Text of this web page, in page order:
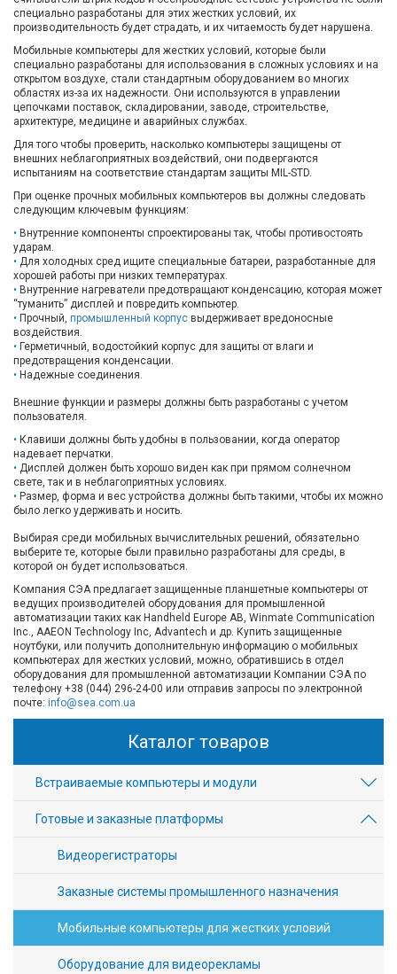
специально разработаны для этих жестких условий, их
производительность будет страдать, и их читаемость будет нарушена.
Мобильные компьютеры для жестких условий, которые были
специально разработаны для использования в сложных условиях и на
открытом воздухе, стали стандартным оборудованием во многих
областях из-за их надежности. Они используются в управлении
цепочками поставок, складировании, заводе, строительстве,
архитектуре, медицине и аварийных службах.
Для того чтобы проверить, насколько компьютеры защищены от
внешних неблагоприятных воздействий, они подвергаются
испытаниям на соответствие стандартам защиты MIL-STD.
При оценке прочных мобильных компьютеров вы должны следовать
следующим ключевым функциям:
Внутренние компоненты спроектированы так, чтобы противостоять
ударам.
Для холодных сред ищите специальные батареи, разработанные для
хорошей работы при низких температурах.
Внутренние нагреватели предотвращают конденсацию, которая может
“туманить” дисплей и повредить компьютер.
Прочный, промышленный корпус выдерживает вредоносные
воздействия.
Герметичный, водостойкий корпус для защиты от влаги и
предотвращения конденсации.
Надежные соединения.
Внешние функции и размеры должны быть разработаны с учетом
пользователя.
Клавиши должны быть удобны в пользовании, когда оператор
надевает перчатки.
Дисплей должен быть хорошо виден как при прямом солнечном
свете, так и в неблагоприятных условиях.
Размер, форма и вес устройства должны быть такими, чтобы их можно
было легко удерживать и носить.
Выбирая среди мобильных вычислительных решений, обязательно
выберите те, которые были правильно разработаны для среды, в
которой он будет использоваться.
Компания СЭА предлагает защищенные планшетные компьютеры от
ведущих производителей оборудования для промышленной
автоматизации таких как Handheld Europe AB, Winmate Communication
Inc., AAEON Technology Inc, Advantech и др. Купить защищенные
ноутбуки, или получить дополнительную информацию о мобильных
компьютерах для жестких условий, можно, обратившись в отдел
оборудования для промышленной автоматизации Компании СЭА по
телефону +38 (044) 296-24-00 или отправив запросы по электронной
почте: info@sea.com.ua
Каталог товаров
Встраиваемые компьютеры и модули
Готовые и заказные платформы
Видеорегистраторы
Заказные системы промышленного назначения
Мобильные компьютеры для жестких условий
Оборудование для видеорекламы